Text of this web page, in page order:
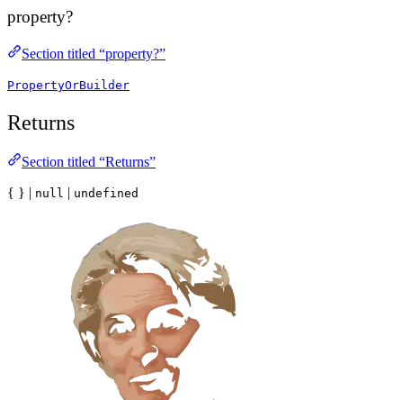
property?
Section titled “property?”
PropertyOrBuilder
Returns
Section titled “Returns”
{ } | null | undefined